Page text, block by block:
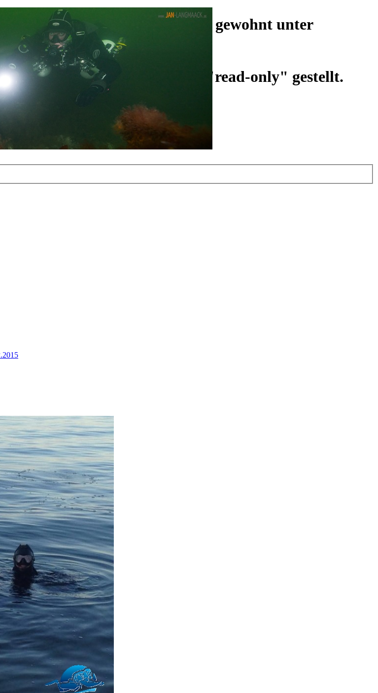
umgezogen und wie gewohnt unter
deralten Galerie
und ist auf "read-only" gestellt.